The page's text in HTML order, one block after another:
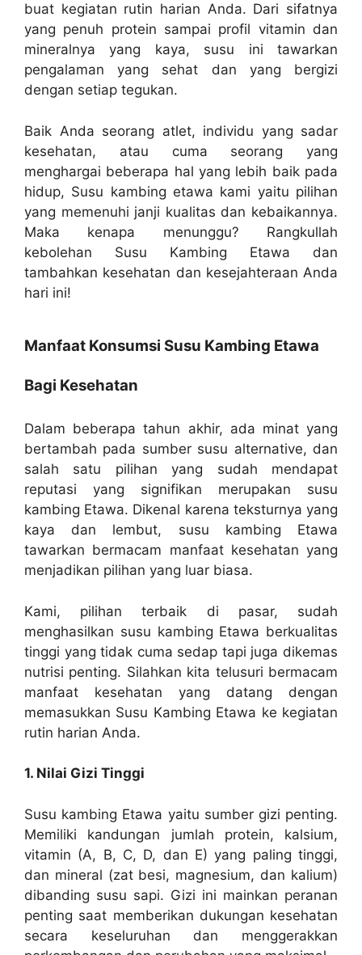
buat kegiatan rutin harian Anda. Dari sifatnya
yang penuh protein sampai profil vitamin dan
mineralnya yang kaya, susu ini tawarkan
pengalaman yang sehat dan yang bergizi
dengan setiap tegukan.
Baik Anda seorang atlet, individu yang sadar
kesehatan, atau cuma seorang yang
menghargai beberapa hal yang lebih baik pada
hidup, Susu kambing etawa kami yaitu pilihan
yang memenuhi janji kualitas dan kebaikannya.
Maka kenapa menunggu? Rangkullah
kebolehan Susu Kambing Etawa dan
tambahkan kesehatan dan kesejahteraan Anda
hari ini!
Manfaat Konsumsi Susu Kambing Etawa
Bagi Kesehatan
Dalam beberapa tahun akhir, ada minat yang
bertambah pada sumber susu alternative, dan
salah satu pilihan yang sudah mendapat
reputasi yang signifikan merupakan susu
kambing Etawa. Dikenal karena teksturnya yang
kaya dan lembut, susu kambing Etawa
tawarkan bermacam manfaat kesehatan yang
menjadikan pilihan yang luar biasa.
Kami, pilihan terbaik di pasar, sudah
menghasilkan susu kambing Etawa berkualitas
tinggi yang tidak cuma sedap tapi juga dikemas
nutrisi penting. Silahkan kita telusuri bermacam
manfaat kesehatan yang datang dengan
memasukkan Susu Kambing Etawa ke kegiatan
rutin harian Anda.
1. Nilai Gizi Tinggi
Susu kambing Etawa yaitu sumber gizi penting.
Memiliki kandungan jumlah protein, kalsium,
vitamin (A, B, C, D, dan E) yang paling tinggi,
dan mineral (zat besi, magnesium, dan kalium)
dibanding susu sapi. Gizi ini mainkan peranan
penting saat memberikan dukungan kesehatan
secara keseluruhan dan menggerakkan